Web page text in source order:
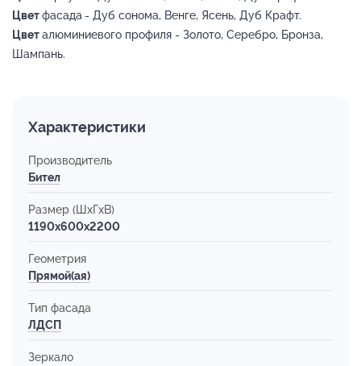
Цветфасада - Дуб сонома, Венге, Ясень, Дуб Крафт.
Цветалюминиевого профиля - Золото, Серебро, Бронза,
Шампань.
Характеристики
Производитель
Бител
Размер (ШхГхВ)
1190x600x2200
Геометрия
Прямой(ая)
Тип фасада
ЛДСП
Зеркало